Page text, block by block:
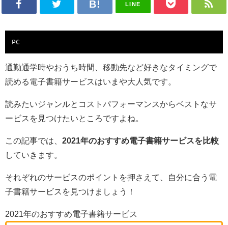
LINE
PC
通勤通学時やおうち時間、移動先など好きなタイミングで
読める電子書籍サービスはいまや大人気です。
読みたいジャンルとコストパフォーマンスからベストなサ
ービスを見つけたいところですよね。
この記事では、 2021年のおすすめ電子書籍サービスを比較
していきます。
それぞれのサービスのポイントを押さえて、自分に合う電
子書籍サービスを見つけましょう！
2021年のおすすめ電子書籍サービス